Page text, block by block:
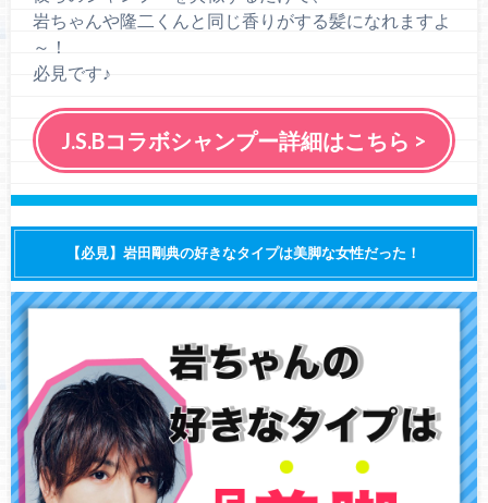
岩ちゃんや隆二くんと同じ香りがする髪になれますよ
～！
必見です♪
J.S.Bコラボシャンプー詳細はこちら >
【必見】岩田剛典の好きなタイプは美脚な女性だった！